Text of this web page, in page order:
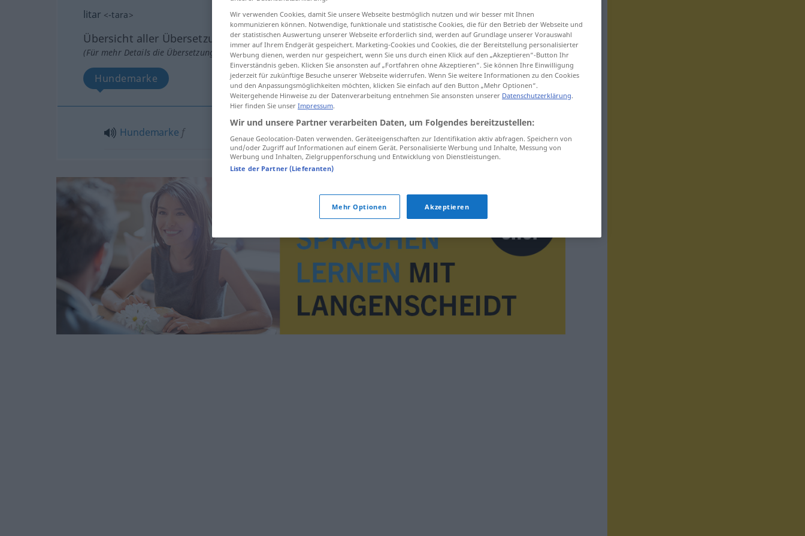
litar <-tara>
Übersicht aller Übersetzungen
(Für mehr Details die Übersetzung anklicken/antippen)
Hundemarke
Hundemarke f
Wir verwenden Cookies, damit Sie unsere Webseite bestmöglich nutzen und wir besser mit Ihnen
kommunizieren können. Notwendige, funktionale und statistische Cookies, die für den Betrieb der Webseite und
der statistischen Auswertung unserer Webseite erforderlich sind, werden auf Grundlage unserer Vorauswahl
immer auf Ihrem Endgerät gespeichert. Marketing-Cookies und Cookies, die der Bereitstellung personalisierter
Werbung dienen, werden nur gespeichert, wenn Sie uns durch einen Klick auf den „Akzeptieren“-Button Ihr
Einverständnis geben. Klicken Sie ansonsten auf „Fortfahren ohne Akzeptieren“. Sie können Ihre Einwilligung
jederzeit für zukünftige Besuche unserer Webseite widerrufen. Wenn Sie weitere Informationen zu den Cookies
und den Anpassungsmöglichkeiten möchten, klicken Sie einfach auf den Button „Mehr Optionen“.
Weitergehende Hinweise zu der Datenverarbeitung entnehmen Sie ansonsten unserer Datenschutzerklärung.
Hier finden Sie unser Impressum.
Wir und unsere Partner verarbeiten Daten, um Folgendes bereitzustellen:
Genaue Geolocation-Daten verwenden. Geräteeigenschaften zur Identifikation aktiv abfragen. Speichern von
und/oder Zugriff auf Informationen auf einem Gerät. Personalisierte Werbung und Inhalte, Messung von
Werbung und Inhalten, Zielgruppenforschung und Entwicklung von Dienstleistungen.
Liste der Partner (Lieferanten)
Mehr Optionen Akzeptieren